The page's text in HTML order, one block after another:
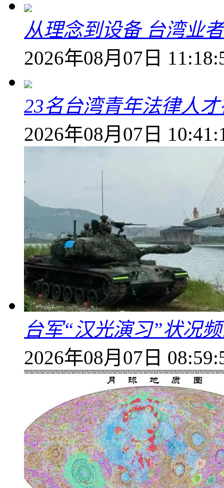
从理念到设备 台湾业
2026年08月07日
23名台湾青年法律人
2026年08月07日
台军“汉光演习”状况
2026年08月07日